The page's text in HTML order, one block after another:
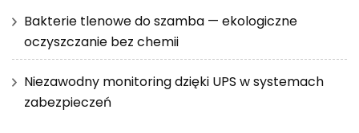
Bakterie tlenowe do szamba — ekologiczne
oczyszczanie bez chemii
Niezawodny monitoring dzięki UPS w systemach
zabezpieczeń